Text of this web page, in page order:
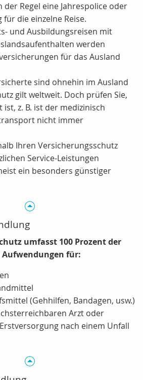
Regel eine Jahrespolice oder
die einzelne Reise.
und Ausbildungsreisen mit
werden
für das Ausland
sind ohnehin im Ausland
gilt weltweit. Doch prüfen Sie,
z. B. ist der medizinisch
nicht immer
Ihren Versicherungsschutz
Service-Leistungen
ein besonders günstiger
umfasst 100 Prozent der
für:
(Gehhilfen, Bandagen, usw.)
Arzt oder
nach einem Unfall